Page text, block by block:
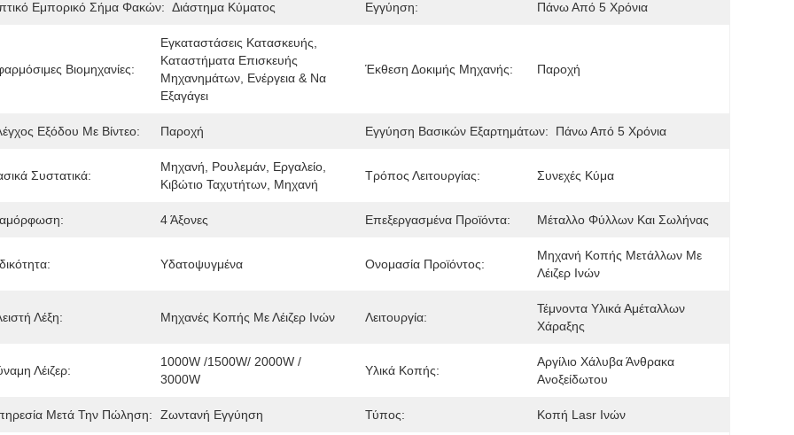
Εμπορικό Σήμα Φακών: Διάστημα Κύματος Εγγύηση: Πάνω Από 5 Χρόνια
Βιομηχανίες:
Εγκαταστάσεις Κατασκευής,
Καταστήματα Επισκευής
Μηχανημάτων, Ενέργεια & Να
Εξαγάγει
Έκθεση Δοκιμής Μηχανής: Παροχή
Εξόδου Με Βίντεο: Παροχή Εγγύηση Βασικών Εξαρτημάτων: Πάνω Από 5 Χρόνια
Συστατικά:
Μηχανή, Ρουλεμάν, Εργαλείο,
Κιβώτιο Ταχυτήτων, Μηχανή
Τρόπος Λειτουργίας: Συνεχές Κύμα
4 Άξονες Επεξεργασμένα Προϊόντα: Μέταλλο Φύλλων Και Σωλήνας
Υδατοψυγμένα Ονομασία Προϊόντος:
Μηχανή Κοπής Μετάλλων Με
Λέιζερ Ινών
Λέξη: Μηχανές Κοπής Με Λέιζερ Ινών Λειτουργία:
Τέμνοντα Υλικά Αμέταλλων
Χάραξης
Λέιζερ:
1000W /1500W/ 2000W /
3000W
Υλικά Κοπής:
Αργίλιο Χάλυβα Άνθρακα
Ανοξείδωτου
Μετά Την Πώληση: Ζωντανή Εγγύηση Τύπος: Κοπή Lasr Ινών